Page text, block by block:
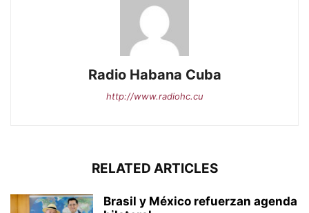
Radio Habana Cuba
http://www.radiohc.cu
RELATED ARTICLES
Brasil y México refuerzan agenda